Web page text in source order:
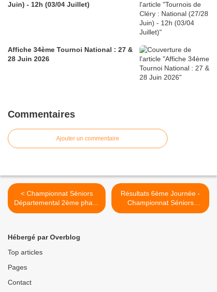
Juin) - 12h (03/04 Juillet)
Affiche 34ème Tournoi National : 27 &
28 Juin 2026
Commentaires
Ajouter un commentaire
< Championnat Séniors
Départemental 2ème phase
- Journée 6
Résultats 6ème Journée -
Championnat Séniors
Phase 2 >
Hébergé par Overblog
Top articles
Pages
Contact